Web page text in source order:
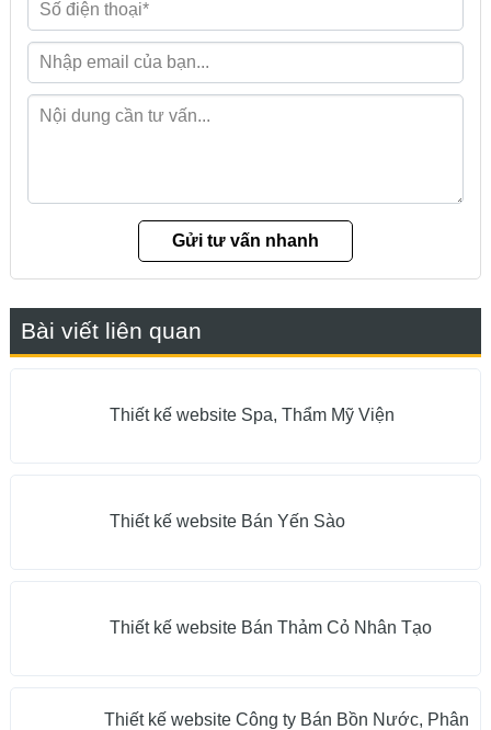
Bài viết liên quan
Thiết kế website Spa, Thẩm Mỹ Viện
Thiết kế website Bán Yến Sào
Thiết kế website Bán Thảm Cỏ Nhân Tạo
Thiết kế website Công ty Bán Bồn Nước, Phân